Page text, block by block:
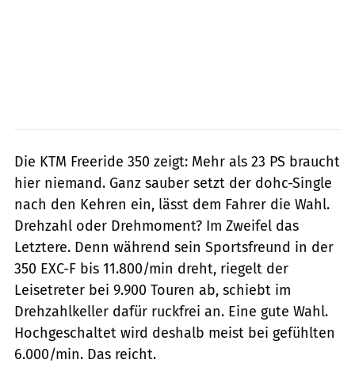
Die KTM Freeride 350 zeigt: Mehr als 23 PS braucht
hier niemand. Ganz sauber setzt der dohc-Single
nach den Kehren ein, lässt dem Fahrer die Wahl.
Drehzahl oder Drehmoment? Im Zweifel das
Letztere. Denn während sein Sportsfreund in der
350 EXC-F bis 11.800/min dreht, riegelt der
Leisetreter bei 9.900 Touren ab, schiebt im
Drehzahlkeller dafür ruckfrei an. Eine gute Wahl.
Hochgeschaltet wird deshalb meist bei gefühlten
6.000/min. Das reicht.